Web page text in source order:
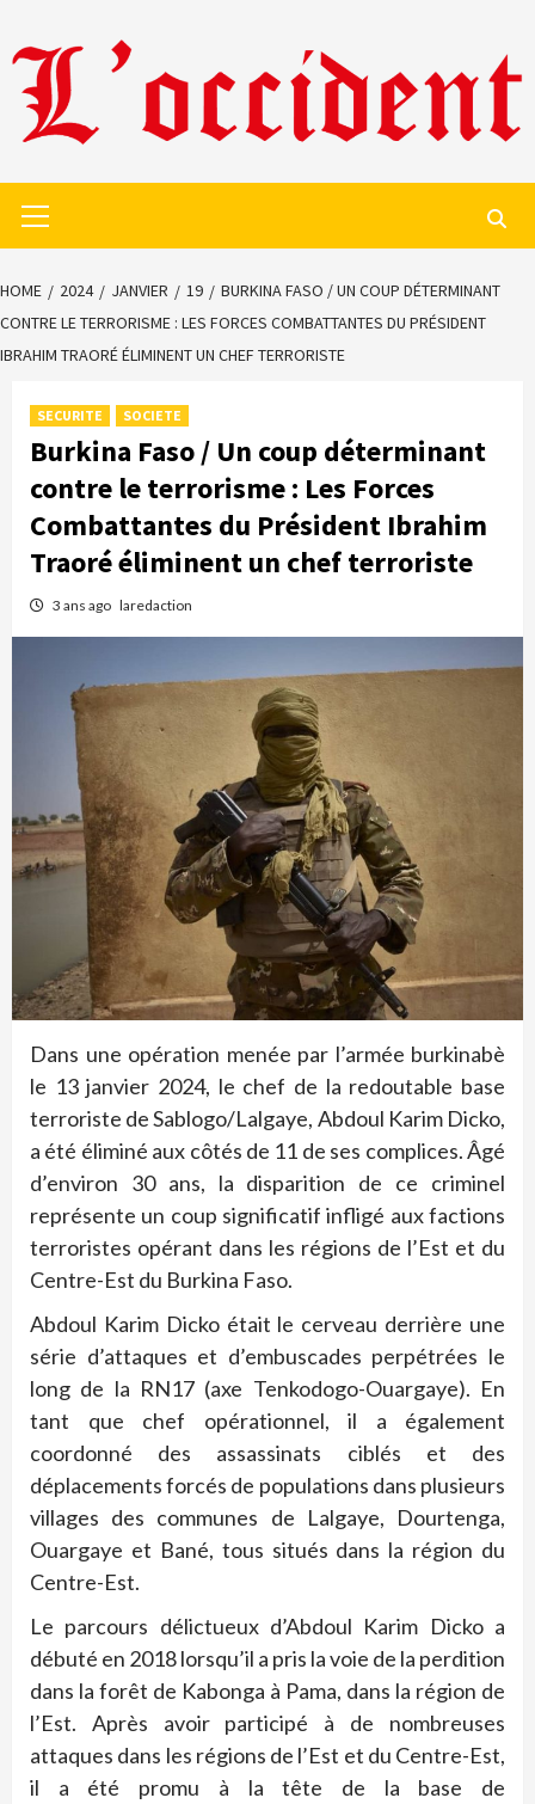
to
content
Menu
HOME 2024 JANVIER 19
BURKINA FASO / UN COUP DÉTERMINANT
CONTRE LE TERRORISME : LES FORCES COMBATTANTES DU PRÉSIDENT
IBRAHIM TRAORÉ ÉLIMINENT UN CHEF TERRORISTE
SECURITE SOCIETE
Burkina Faso / Un coup déterminant
contre le terrorisme : Les Forces
Combattantes du Président Ibrahim
Traoré éliminent un chef terroriste
3 ans ago laredaction
Dans une opération menée par l’armée burkinabè
le 13 janvier 2024, le chef de la redoutable base
terroriste de Sablogo/Lalgaye, Abdoul Karim Dicko,
a été éliminé aux côtés de 11 de ses complices. Âgé
d’environ 30 ans, la disparition de ce criminel
représente un coup significatif infligé aux factions
terroristes opérant dans les régions de l’Est et du
Centre-Est du Burkina Faso.
Abdoul Karim Dicko était le cerveau derrière une
série d’attaques et d’embuscades perpétrées le
long de la RN17 (axe Tenkodogo-Ouargaye). En
tant que chef opérationnel, il a également
coordonné des assassinats ciblés et des
déplacements forcés de populations dans plusieurs
villages des communes de Lalgaye, Dourtenga,
Ouargaye et Bané, tous situés dans la région du
Centre-Est.
Le parcours délictueux d’Abdoul Karim Dicko a
débuté en 2018 lorsqu’il a pris la voie de la perdition
dans la forêt de Kabonga à Pama, dans la région de
l’Est. Après avoir participé à de nombreuses
attaques dans les régions de l’Est et du Centre-Est,
il a été promu à la tête de la base de